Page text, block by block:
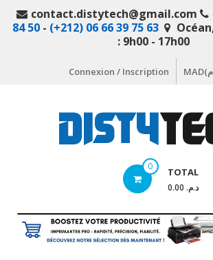
contact.distytech@gmail.com
84 50 - (+212) 06 66 39 75 63
: 9h00 - 17h00
Connexion / Inscription
en
ligne
0 TOTAL
د.م. 0.00